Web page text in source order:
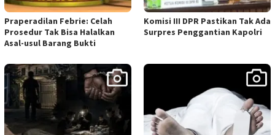
Praperadilan Febrie: Celah
Prosedur Tak Bisa Halalkan
Asal-usul Barang Bukti
Komisi III DPR Pastikan Tak Ada
Surpres Penggantian Kapolri